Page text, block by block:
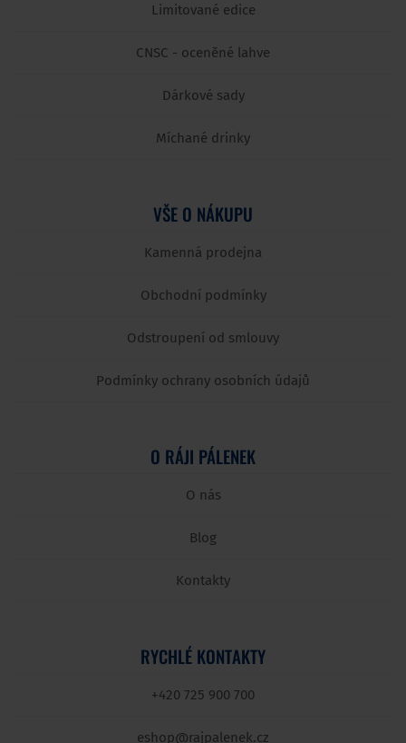
Limitované edice
CNSC - oceněné lahve
Dárkové sady
Míchané drinky
VŠE O NÁKUPU
Kamenná prodejna
Obchodní podmínky
Odstroupení od smlouvy
Podmínky ochrany osobních údajů
O RÁJI PÁLENEK
O nás
Blog
Kontakty
RYCHLÉ KONTAKTY
+420 725 900 700
eshop@rajpalenek.cz